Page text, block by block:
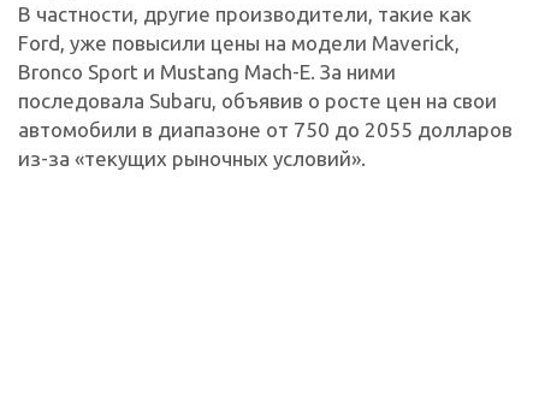
В частности, другие производители, такие как
Ford, уже повысили цены на модели Maverick,
Bronco Sport и Mustang Mach-E. За ними
последовала Subaru, объявив о росте цен на свои
автомобили в диапазоне от 750 до 2055 долларов
из-за «текущих рыночных условий».